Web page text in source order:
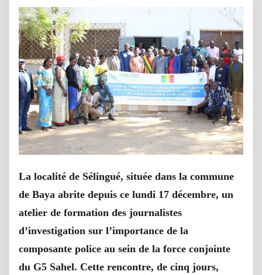
La localité de Sélingué, située dans la commune
de Baya abrite depuis ce lundi 17 décembre, un
atelier de formation des journalistes
d’investigation sur l’importance de la
composante police au sein de la force conjointe
du G5 Sahel. Cette rencontre, de cinq jours,